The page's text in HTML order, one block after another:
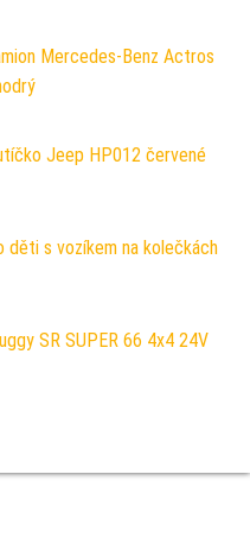
Mercedes-Benz Actros
Jeep HP012 červené
děti s vozíkem na kolečkách
SR SUPER 66 4x4 24V